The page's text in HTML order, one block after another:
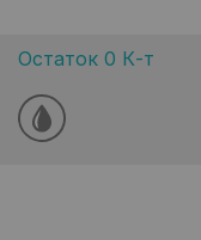
Остаток 0 К-т